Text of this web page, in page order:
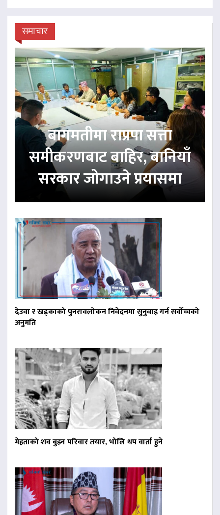
समाचार
बागमतीमा राप्रपा सत्ता
समीकरणबाट बाहिर, बानियाँ
सरकार जोगाउने प्रयासमा
देउवा र खड्काको पुनरावलोकन निवेदनमा सुनुवाइ गर्न सर्वोच्चको
अनुमति
मेहताको शव बुझ्न परिवार तयार, भोलि थप वार्ता हुने